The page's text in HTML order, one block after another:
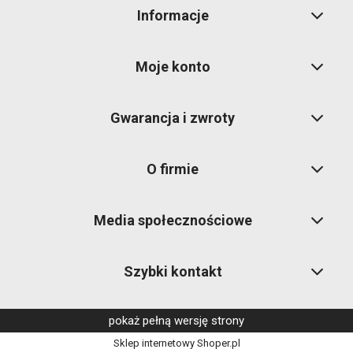
Informacje
Moje konto
Gwarancja i zwroty
O firmie
Media społecznościowe
Szybki kontakt
pokaż pełną wersję strony
Sklep internetowy Shoper.pl